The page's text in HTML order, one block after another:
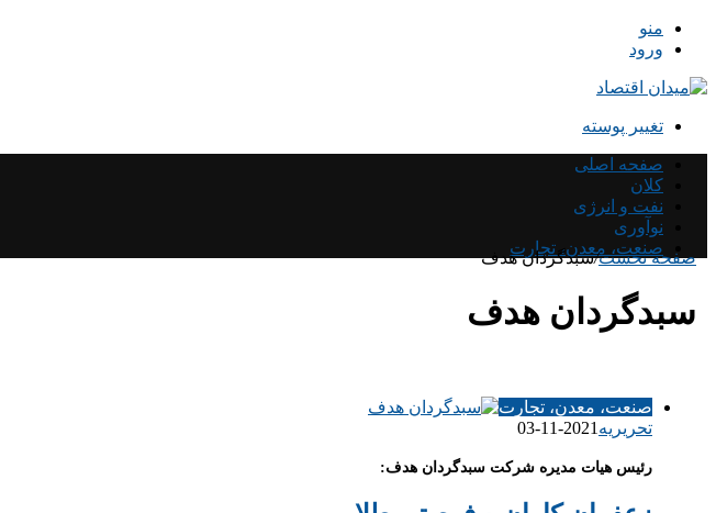
منو
ورود
تغییر پوسته
صفحه اصلی
کلان
نفت و انرژی
نوآوری
صنعت، معدن، تجارت
صفحه نخست/سبدگردان هدف
سبدگردان هدف
صنعت، معدن، تجارت
تحریریه 2021-11-03
رئیس هیات مدیره شرکت سبدگردان هدف: